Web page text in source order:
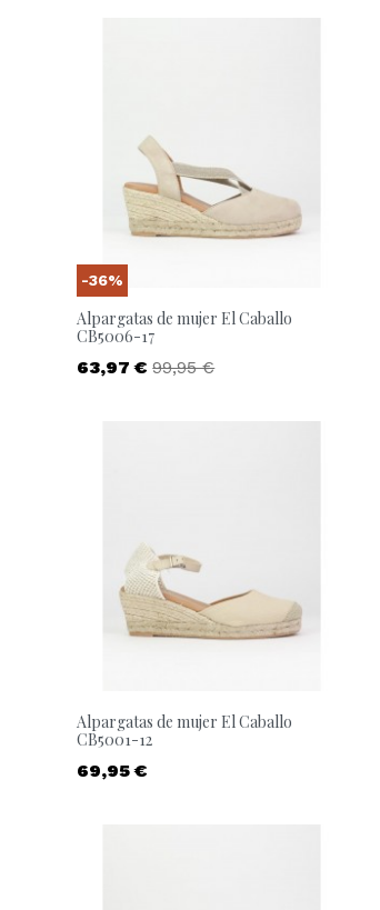
Alpargatas de mujer El Caballo
CB5006-17
Precio
63,97 € Precio base
99,95 €
-36%
Alpargatas de mujer El Caballo
CB5001-12
Precio
69,95 €